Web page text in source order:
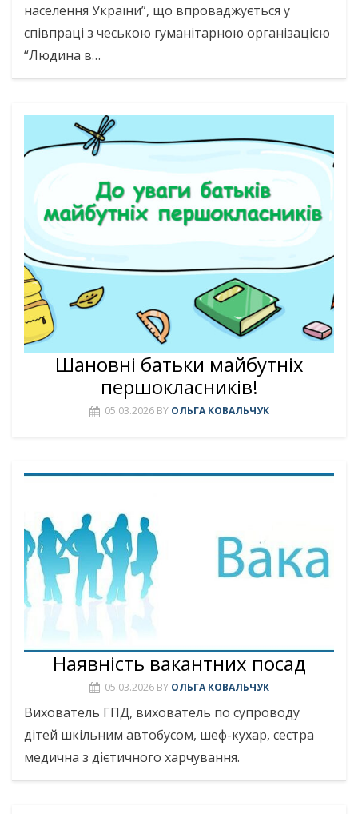
населення України”, що впроваджується у
співпраці з чеською гуманітарною організацією
“Людина в…
Шановні батьки майбутніх
першокласників!
05.03.2026 BY ОЛЬГА КОВАЛЬЧУК
Наявність вакантних посад
05.03.2026 BY ОЛЬГА КОВАЛЬЧУК
Вихователь ГПД, вихователь по супроводу
дітей шкільним автобусом, шеф-кухар, сестра
медична з дієтичного харчування.